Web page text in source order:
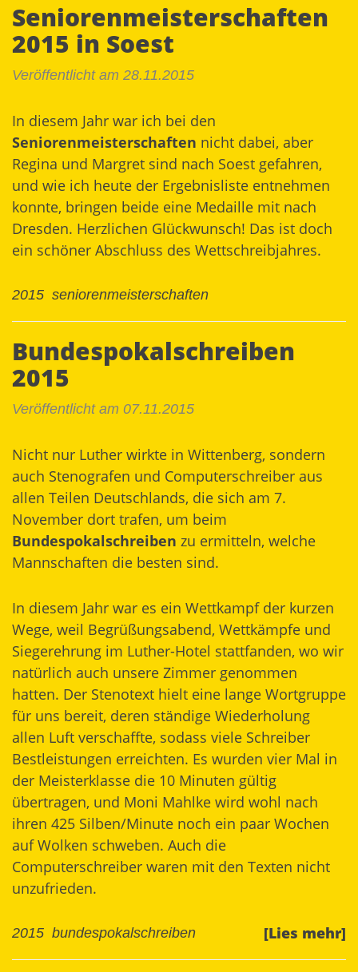
Seniorenmeisterschaften
2015 in Soest
Veröffentlicht am 28.11.2015
In diesem Jahr war ich bei den
Seniorenmeisterschaften nicht dabei, aber
Regina und Margret sind nach Soest gefahren,
und wie ich heute der Ergebnisliste entnehmen
konnte, bringen beide eine Medaille mit nach
Dresden. Herzlichen Glückwunsch! Das ist doch
ein schöner Abschluss des Wettschreibjahres.
2015 seniorenmeisterschaften
Bundespokalschreiben
2015
Veröffentlicht am 07.11.2015
Nicht nur Luther wirkte in Wittenberg, sondern
auch Stenografen und Computerschreiber aus
allen Teilen Deutschlands, die sich am 7.
November dort trafen, um beim
Bundespokalschreiben zu ermitteln, welche
Mannschaften die besten sind.
In diesem Jahr war es ein Wettkampf der kurzen
Wege, weil Begrüßungsabend, Wettkämpfe und
Siegerehrung im Luther-Hotel stattfanden, wo wir
natürlich auch unsere Zimmer genommen
hatten. Der Stenotext hielt eine lange Wortgruppe
für uns bereit, deren ständige Wiederholung
allen Luft verschaffte, sodass viele Schreiber
Bestleistungen erreichten. Es wurden vier Mal in
der Meisterklasse die 10 Minuten gültig
übertragen, und Moni Mahlke wird wohl nach
ihren 425 Silben/Minute noch ein paar Wochen
auf Wolken schweben. Auch die
Computerschreiber waren mit den Texten nicht
unzufrieden.
[Lies mehr]
2015 bundespokalschreiben